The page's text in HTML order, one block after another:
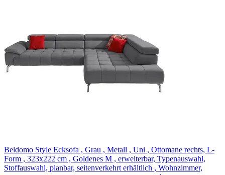
Beldomo Style Ecksofa , Grau , Metall , Uni , Ottomane rechts, L-
Form , 323x222 cm , Goldenes M , erweiterbar, Typenauswahl,
Stoffauswahl, planbar, seitenverkehrt erhältlich , Wohnzimmer,